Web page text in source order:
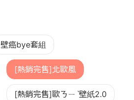
壁癌bye套組
[熱銷完售]北歐風
[熱銷完售]歐ㄋㄧˋ壁紙2.0